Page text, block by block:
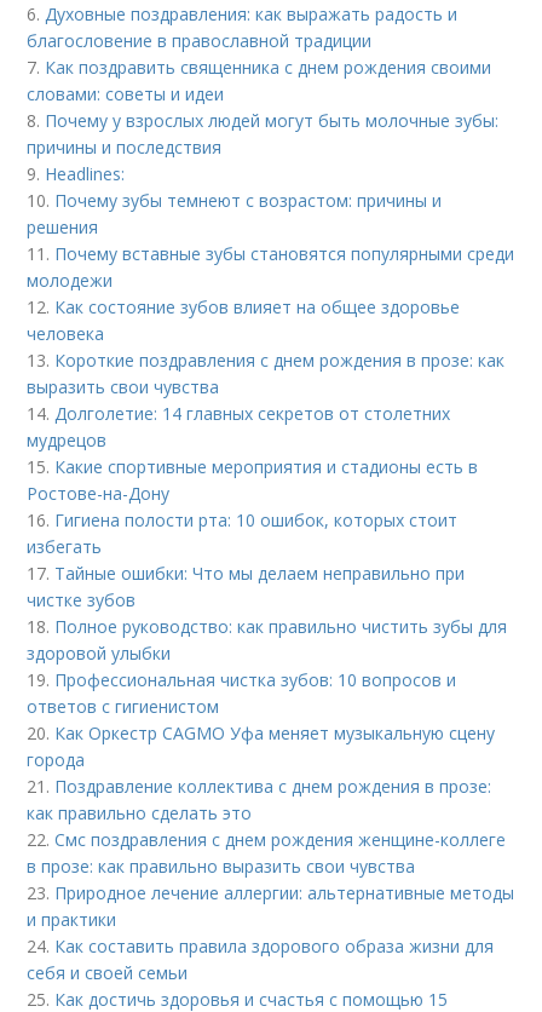
6. Духовные поздравления: как выражать радость и
благословение в православной традиции
7. Как поздравить священника с днем рождения своими
словами: советы и идеи
8. Почему у взрослых людей могут быть молочные зубы:
причины и последствия
9. Headlines:
10. Почему зубы темнеют с возрастом: причины и
решения
11. Почему вставные зубы становятся популярными среди
молодежи
12. Как состояние зубов влияет на общее здоровье
человека
13. Короткие поздравления с днем рождения в прозе: как
выразить свои чувства
14. Долголетие: 14 главных секретов от столетних
мудрецов
15. Какие спортивные мероприятия и стадионы есть в
Ростове-на-Дону
16. Гигиена полости рта: 10 ошибок, которых стоит
избегать
17. Тайные ошибки: Что мы делаем неправильно при
чистке зубов
18. Полное руководство: как правильно чистить зубы для
здоровой улыбки
19. Профессиональная чистка зубов: 10 вопросов и
ответов с гигиенистом
20. Как Оркестр CAGMO Уфа меняет музыкальную сцену
города
21. Поздравление коллектива с днем рождения в прозе:
как правильно сделать это
22.Смс поздравления с днем рождения женщине-коллеге
в прозе: как правильно выразить свои чувства
23. Природное лечение аллергии: альтернативные методы
и практики
24. Как составить правила здорового образа жизни для
себя и своей семьи
25. Как достичь здоровья и счастья с помощью 15